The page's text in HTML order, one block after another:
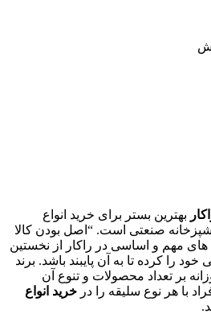
بهترین بستر برای خرید انواع
صنعتی است. “اصل بودن کالا
مهم و اساسی در راکار از نخستین
را کرده تا به آن پایبند باشد. برند
بر تعداد محصولات و تنوع آن
با هر نوع سلیقه را در خرید انواع